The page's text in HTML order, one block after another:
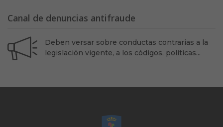
Canal de denuncias antifraude
Deben versar sobre conductas contrarias a la
legislación vigente, a los códigos, políticas...